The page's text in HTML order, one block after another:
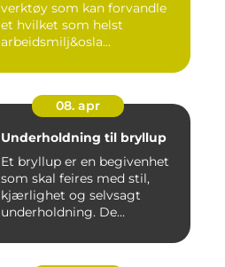
verktøy som kan forvandle
et hvilket som helst
arbeidsmilj&osla...
08. apr
Underholdning til bryllup
Et bryllup er en begivenhet
som skal feires med stil,
kjærlighet og selvsagt
underholdning. De...